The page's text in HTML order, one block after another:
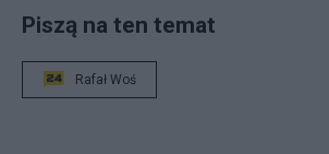
Piszą na ten temat
Rafał Woś